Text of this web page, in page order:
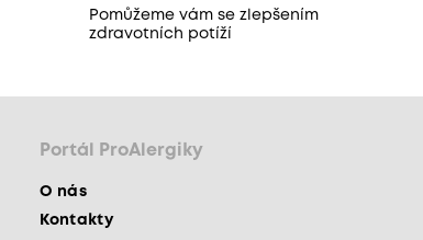
Pomůžeme vám se zlepšením
zdravotních potíží
Portál ProAlergiky
O nás
Kontakty